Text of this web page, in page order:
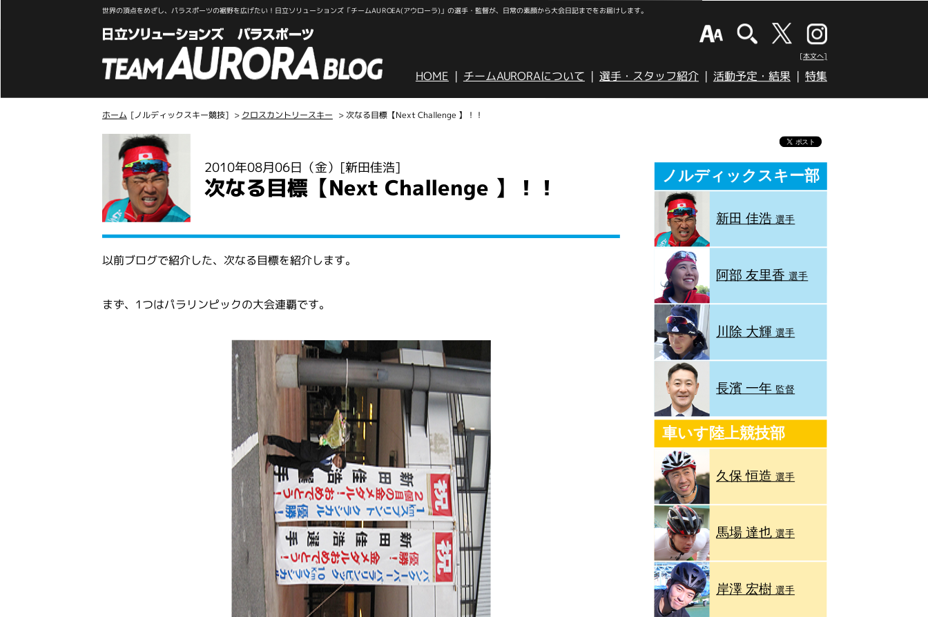
世界の頂点をめざし、パラスポーツの裾野を広げたい！日立ソリューションズ「チームAUROEA(アウローラ)」の選手・監督が、日常の素顔から大会日記までをお届けします。
[本文へ]
HOME チームAURORAについて 選手・スタッフ紹介 活動予定・結果 特集
ホーム [ノルディックスキー競技] > クロスカントリースキー > 次なる目標【Next Challenge 】！！
2010年08月06日（金） [新田佳浩]
次なる目標【Next Challenge 】！！
以前ブログで紹介した、次なる目標を紹介します。
まず、1つはパラリンピックの大会連覇です。
ノルディックスキー部
新田 佳浩選手
阿部 友里香選手
川除 大輝選手
長濱 一年 監督
車いす陸上競技部
久保 恒造選手
馬場 達也選手
岸澤 宏樹選手